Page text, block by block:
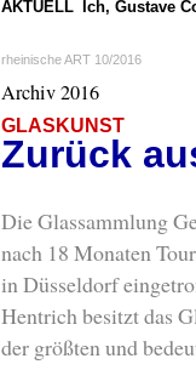
AKTUELL Ich, Gustave
rheinische ART 10/2016
Archiv 2016
GLASKUNST
Zurück
Die Glassammlung
nach 18 Monaten
in Düsseldorf
Hentrich besitzt das
der größten und